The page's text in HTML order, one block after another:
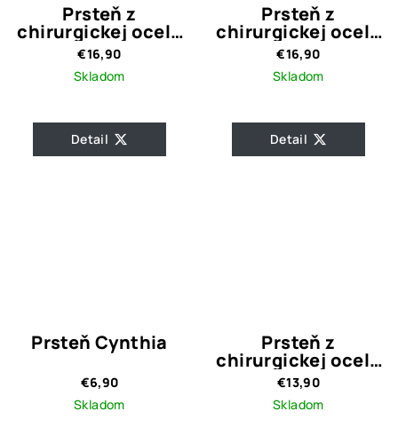
Prsteň z
chirurgickej ocele
Gemma
€16,90
Skladom
Detail
Prsteň z
chirurgickej ocele
Salma
€16,90
Skladom
hodnotenie
produktu
je
Detail
Prsteň Cynthia
€6,90
Skladom
Prsteň z
chirurgickej ocele
Shila Silver
€13,90
Skladom